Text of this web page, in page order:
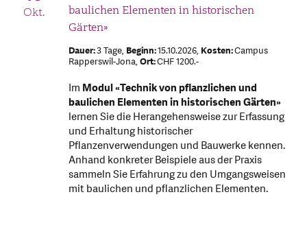
Okt.
baulichen Elementen in historischen
Gärten»
Dauer:3 Tage, Beginn:15.10.2026, Kosten:Campus
Rapperswil-Jona, Ort:CHF 1200.-
Im Modul «Technik von pflanzlichen und
baulichen Elementen in historischen Gärten»
lernen Siedie Herangehensweise zur Erfassung
und Erhaltung historischer
Pflanzenverwendungen und Bauwerke kennen.
Anhand konkreter Beispiele aus der Praxis
sammeln Sie Erfahrung zu den Umgangsweisen
mit baulichen und pflanzlichen Elementen.